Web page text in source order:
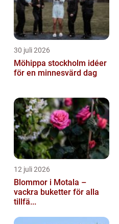
30 juli 2026
Möhippa stockholm idéer
för en minnesvärd dag
12 juli 2026
Blommor i Motala –
vackra buketter för alla
tillfä...